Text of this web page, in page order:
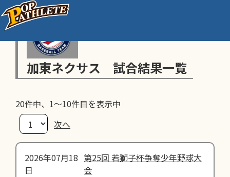
加東ネクサス 試合結果一覧
20件中、1～10件目を表示中
次へ
2026年07月18
日
第25回 若獅子杯争奪少年野球大
会